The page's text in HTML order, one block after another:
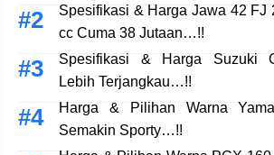
Spesifikasi & Harga Jawa 42 FJ
cc Cuma 38 Jutaan…!!
Spesifikasi & Harga Suzuki
Lebih Terjangkau…!!
Harga & Pilihan Warna
Semakin Sporty…!!